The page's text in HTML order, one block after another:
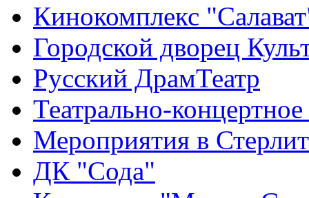
Кинокомплекс
Городской дворец
Русский ДрамТеатр
Театрально-
Мероприятия в
ДК "Сода"